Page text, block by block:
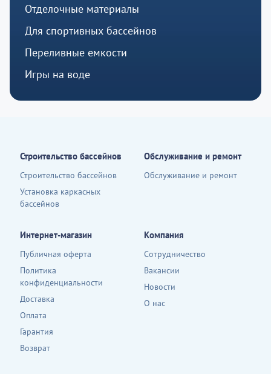
Отделочные материалы
Для спортивных бассейнов
Переливные емкости
Игры на воде
Строительство бассейнов
Строительство бассейнов
Установка каркасных
бассейнов
Обслуживание и ремонт
Обслуживание и ремонт
Интернет-магазин
Публичная оферта
Политика
конфиденциальности
Доставка
Оплата
Гарантия
Возврат
Компания
Сотрудничество
Вакансии
Новости
О нас